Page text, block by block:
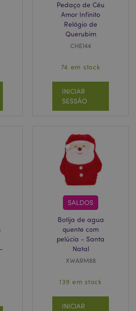
Pedaço de Céu
Amor Infinito
Relógio de
Querubim
CHE144
74 em stock
INICIAR
SESSÃO
SALDOS
Botija de agua
quente com
pelúcia - Santa
Natal
XWARM88
139 em stock
INICIAR
Adobe Inc.
www.puckator.pt
Adobe Inc.
www.puckator.pt
Adobe Inc.